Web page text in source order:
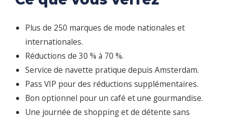
Plus de 250 marques de mode nationales et
internationales.
Réductions de 30 % à 70 %.
Service de navette pratique depuis Amsterdam.
Pass VIP pour des réductions supplémentaires.
Bon optionnel pour un café et une gourmandise.
Une journée de shopping et de détente sans